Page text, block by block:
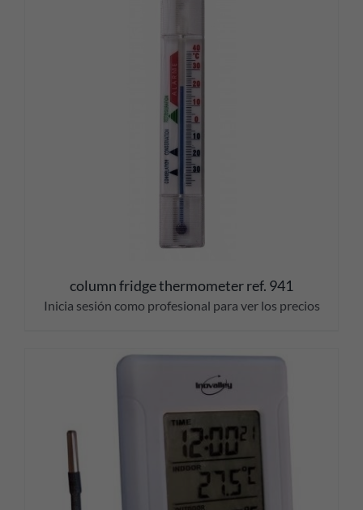
column fridge thermometer ref. 941
Inicia sesión como profesional para ver los precios